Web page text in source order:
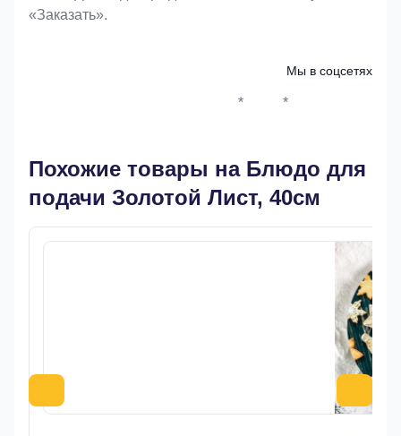
«Заказать».
Мы в соцсетях
* *
Похожие товары на Блюдо для
подачи Золотой Лист, 40см